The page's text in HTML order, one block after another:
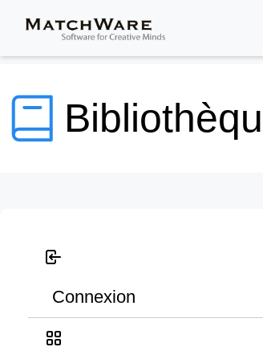
Connexion